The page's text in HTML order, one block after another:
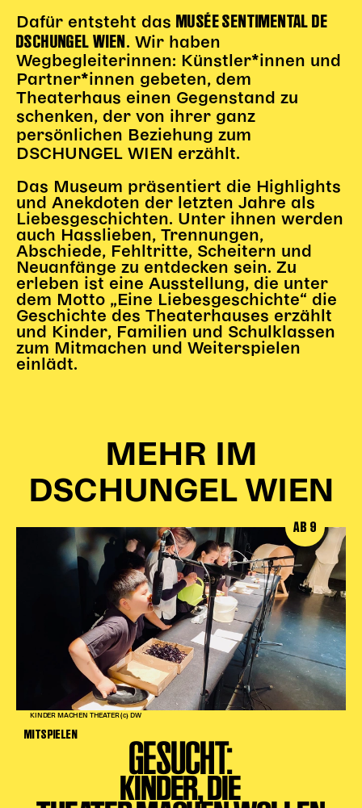
Dafür entsteht das MUSÉE SENTIMENTAL DE
DSCHUNGEL WIEN. Wir haben
Wegbegleiterinnen: Künstler*innen und
Partner*innen gebeten, dem
Theaterhaus einen Gegenstand zu
schenken, der von ihrer ganz
persönlichen Beziehung zum
DSCHUNGEL WIEN erzählt.
Das Museum präsentiert die Highlights
und Anekdoten der letzten Jahre als
Liebesgeschichten. Unter ihnen werden
auch Hasslieben, Trennungen,
Abschiede, Fehltritte, Scheitern und
Neuanfänge zu entdecken sein. Zu
erleben ist eine Ausstellung, die unter
dem Motto „Eine Liebesgeschichte“ die
Geschichte des Theaterhauses erzählt
und Kinder, Familien und Schulklassen
zum Mitmachen und Weiterspielen
einlädt.
MEHR IM
DSCHUNGEL WIEN
KINDER MACHEN THEATER (c) DW
AB 9
MITSPIELEN GESUCHT:
KINDER, DIE